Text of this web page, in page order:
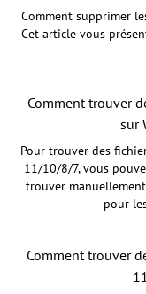
Comment supprimer
Cet article vous
Comment trouver
sur
Pour trouver des
11/10/8/7, vous
trouver
pour
Comment trouver